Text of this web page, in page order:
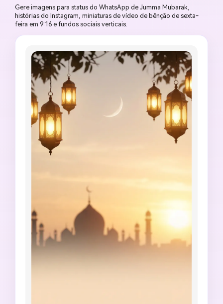
Gere imagens para status do WhatsApp de Jumma Mubarak,
histórias do Instagram, miniaturas de vídeo de bênção de sexta-
feira em 9:16 e fundos sociais verticais.